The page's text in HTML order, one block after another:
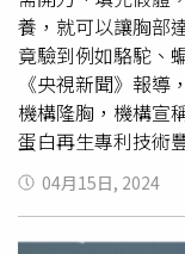
首次自己進行治療
碰了傷口，因這種
立即感到疼痛減
體中其他猩猩來學
猩猩，是否會表現
毛猩猩懂得用草藥
養，就可以讓胸部
竟驗到例如駱駝、
《央視新聞》報
機構隆胸，機構宣
蛋白再生專利技術
抽取隆胸者自身的
就能讓胸部像放進
該技術享有全國獨
04月15日, 2024